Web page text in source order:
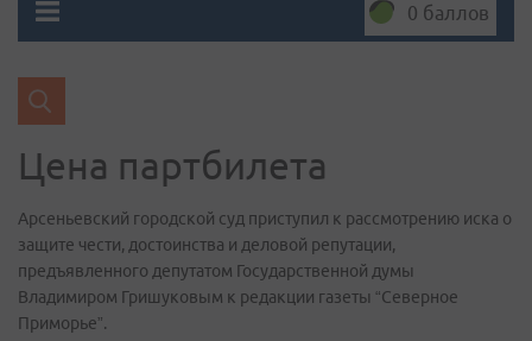
0 баллов
Цена партбилета
Арсеньевский городской суд приступил к рассмотрению иска о
защите чести, достоинства и деловой репутации,
предъявленного депутатом Государственной думы
Владимиром Гришуковым к редакции газеты “Северное
Приморье”.